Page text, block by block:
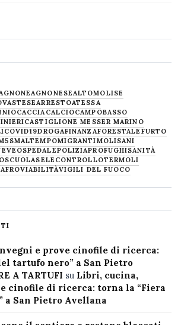
AGNONESEALTOMOLISE
ARRESTOATESSA
CACCIACALCIOCAMPOBASSO
CASTIGLIONE MESSER MARINO
COVID19DROGAFINANZAFORESTALE FURTO
MALTEMPOMIGRANTIMOLISANI
OSPEDALEPOLIZIAPROFUGHISANITÀ
SCUOLASELECONTROLLOTERMOLI
VIABILITÀVIGILI DEL FUOCO
e prove cinofile di ricerca:
tartufo nero” a San Pietro
A TARTUFI su Libri, cucina,
cinofile di ricerca: torna la “Fiera
a San Pietro Avellana